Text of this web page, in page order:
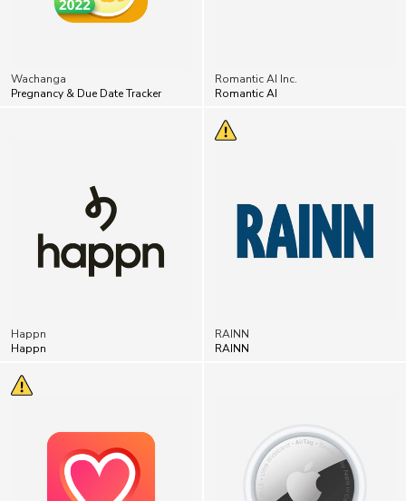
Wachanga
Pregnancy & Due Date Tracker
Romantic AI Inc.
Romantic AI
Happn
Happn
RAINN
RAINN